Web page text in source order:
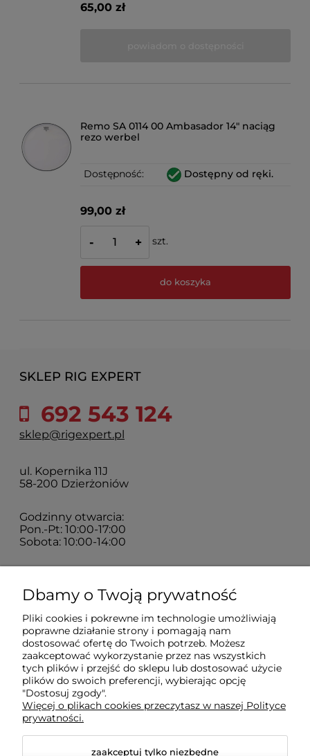
65,00 zł
Remo SA 0114 00 Ambasador 14" naciąg
rezo werbel
Dostępność: Dostępny od ręki.
99,00 zł
- + szt.
do koszyka
SKLEP RIG EXPERT
692 543 124
sklep@rigexpert.pl
ul. Kopernika 11J
58-200 Dzierżoniów
Godzinny otwarcia:
Pon.-Pt: 10:00-17:00
Sobota: 10:00-14:00
Zakupy
Sklep
Moje konto
Pomoc
Dbamy o Twoją prywatność
Pliki cookies i pokrewne im technologie umożliwiają
poprawne działanie strony i pomagają nam
dostosować ofertę do Twoich potrzeb. Możesz
zaakceptować wykorzystanie przez nas wszystkich
tych plików i przejść do sklepu lub dostosować użycie
plików do swoich preferencji, wybierając opcję
"Dostosuj zgody".
Więcej o plikach cookies przeczytasz w naszej Polityce
prywatności.
zaakceptuj tylko niezbędne